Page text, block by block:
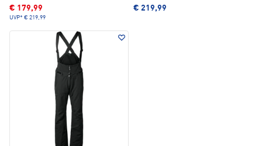
€ 179,99
UVP* € 219,99
€ 219,99